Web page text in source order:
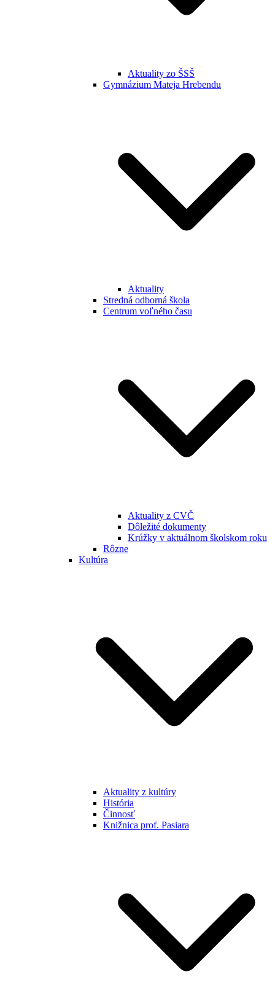
Aktuality zo ŠSŠ
Gymnázium Mateja Hrebendu
Aktuality
Stredná odborná škola
Centrum voľného času
Aktuality z CVČ
Dôležité dokumenty
Krúžky v aktuálnom školskom roku
Rôzne
Kultúra
Aktuality z kultúry
História
Činnosť
Knižnica prof. Pasiara